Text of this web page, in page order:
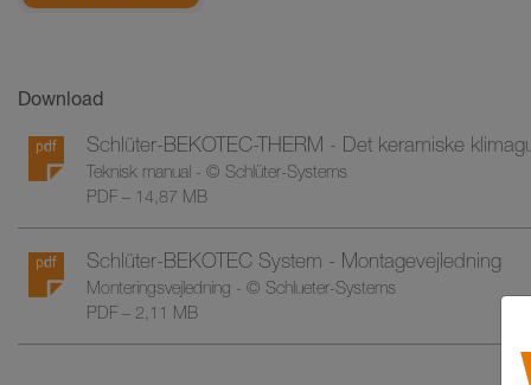
Download
Schlüter-BEKOTEC-THERM - Det keramiske
Teknisk manual - © Schlüter-Systems
PDF – 14,87 MB
Schlüter-BEKOTEC System - Montagevejledning
Monteringsvejledning - © Schlueter-Systems
PDF – 2,11 MB